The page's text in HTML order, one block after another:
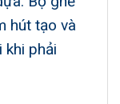
hút tạo và
khi phải